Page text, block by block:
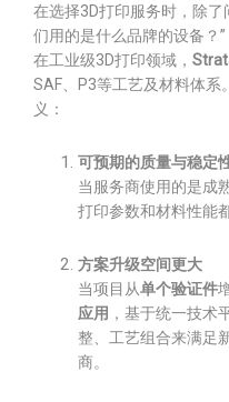
在选择3D打印服务时，除了
们用的是什么品牌的设备？”
在工业级3D打印领域，
SAF、P3等工艺及材料体
义：
可预期的质量与稳定
当服务商使用的是成
打印参数和材料性能
方案升级空间更大
当项目从单个验证件
应用 ，基于统一技术
整、工艺组合来满足
商。